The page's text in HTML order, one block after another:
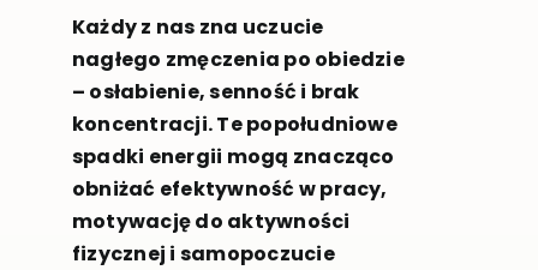
Każdy z nas zna uczucie
nagłego zmęczenia po obiedzie
– osłabienie, senność i brak
koncentracji. Te popołudniowe
spadki energii mogą znacząco
obniżać efektywność w pracy,
motywację do aktywności
fizycznej i samopoczucie